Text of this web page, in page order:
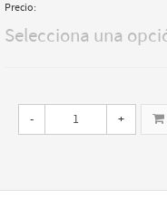
Precio:
Selecciona una
- +